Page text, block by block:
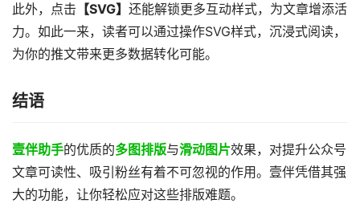
此外，点击 【SVG】 还能解锁更多互动样式，为文章增添活
力。如此一来，读者可以通过操作SVG样式，沉浸式阅读，
为你的推文带来更多数据转化可能。
结语
壹伴助手的优质的多图排版与滑动图片效果，对提升公众号
文章可读性、吸引粉丝有着不可忽视的作用。壹伴凭借其强
大的功能，让你轻松应对这些排版难题。